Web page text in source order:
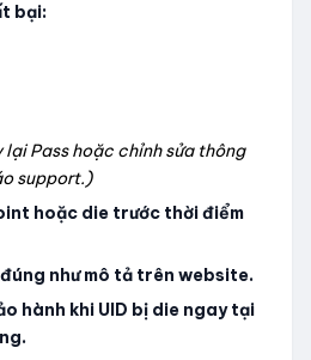
bại:
lại Pass hoặc chỉnh sửa thông
support.)
hoặc die trước thời điểm
như mô tả trên website.
hành khi UID bị die ngay tại